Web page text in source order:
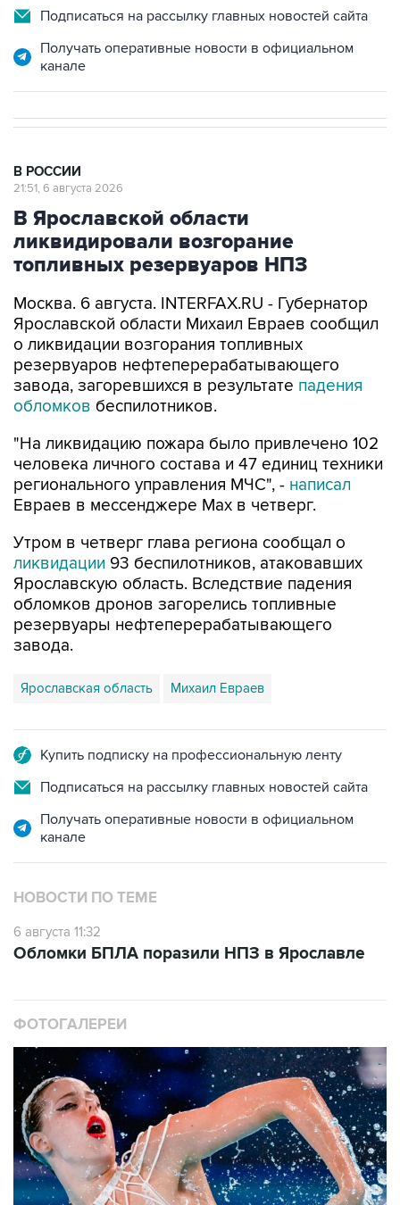
Получать оперативные новости в официальном
канале
В Ярославской области
ликвидировали возгорание
топливных резервуаров НПЗ
Москва. 6 августа. INTERFAX.RU - Губернатор
о ликвидации возгорания топливных
резервуаров нефтеперерабатывающего
завода, загоревшихся в результатепадения
обломковбеспилотников.
"На ликвидацию пожара было привлечено 102
регионального управления МЧС", -написал
Евраев в мессенджере Мах в четверг.
Утром в четверг глава региона сообщал о
Ярославскую область. Вследствие падения
обломков дронов загорелись топливные
резервуары нефтеперерабатывающего
завода.
Ярославская область
Подписаться на рассылку главных новостей сайта
Получать оперативные новости в официальном
канале
НОВОСТИ ПО ТЕМЕ
6 августа 11:32